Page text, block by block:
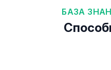
БАЗА